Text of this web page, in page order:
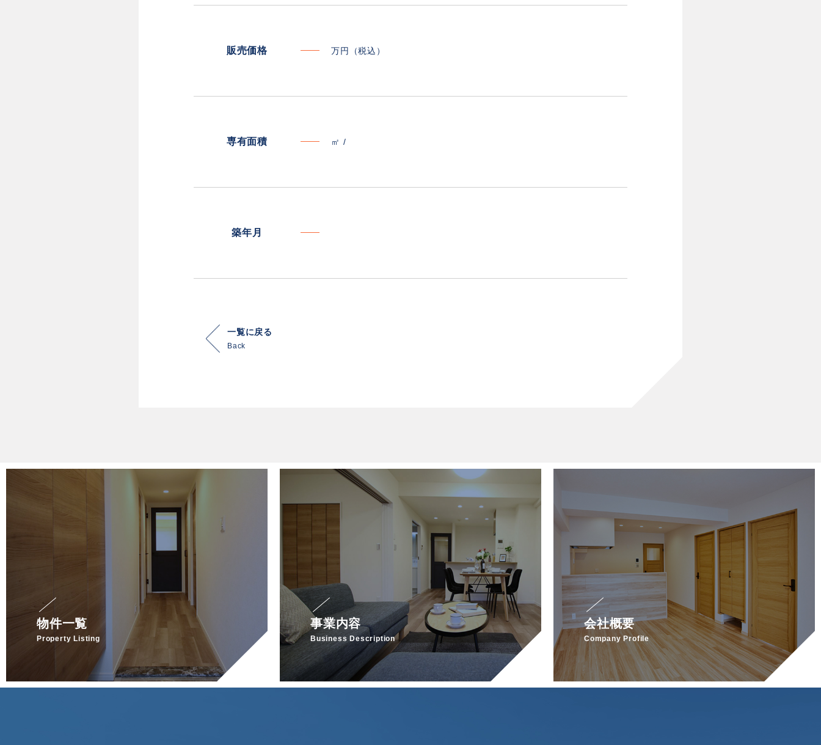
販売価格 万円（税込）
専有面積 ㎡ /
築年月
一覧に戻る
Back
物件一覧
Property Listing
事業内容
Business Description
会社概要
Company Profile